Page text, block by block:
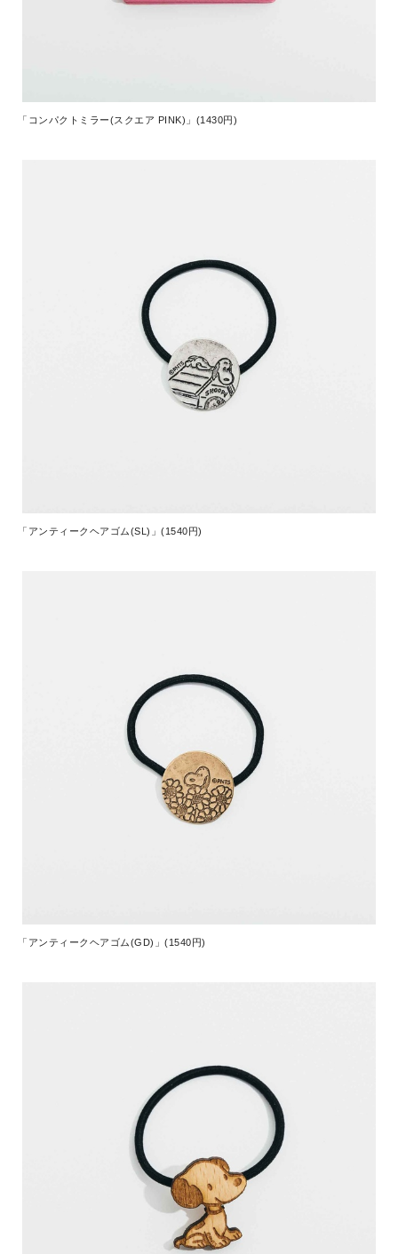
「コンパクトミラー(スクエア PINK)」(1430円)
「アンティークヘアゴム(SL)」(1540円)
「アンティークヘアゴム(GD)」(1540円)